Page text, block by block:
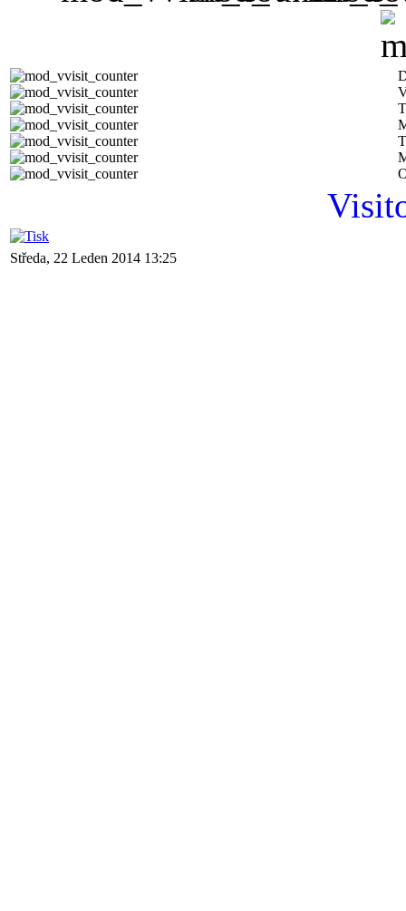
Středa, 22 Leden 2014 13:25